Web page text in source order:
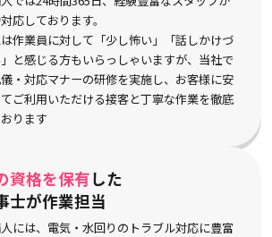
応しております。
作業員に対して「少し怖い」「話しかけづ
と感じる方もいらっしゃいますが、当社で
・対応マナーの研修を実施し、お客様に安
ご利用いただける接客と丁寧な作業を徹底
ります
資格を保有した
士が作業担当
には、電気・水回りのトラブル対応に豊富